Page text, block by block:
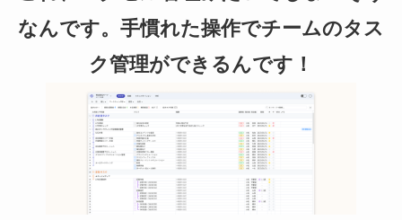
なんです。手慣れた操作でチームのタス
ク管理ができるんです！